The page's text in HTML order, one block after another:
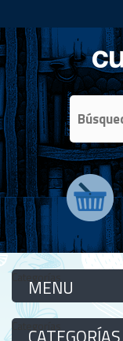
Categorías
Categorías